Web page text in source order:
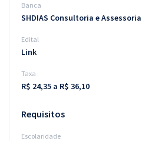
Banca
SHDIAS Consultoria e Assessoria
Edital
Link
Taxa
R$ 24,35 a R$ 36,10
Requisitos
Escolaridade